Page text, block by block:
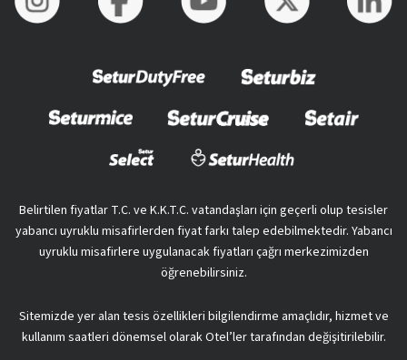
Belirtilen fiyatlar T.C. ve K.K.T.C. vatandaşları için geçerli olup tesisler
yabancı uyruklu misafirlerden fiyat farkı talep edebilmektedir. Yabancı
uyruklu misafirlere uygulanacak fiyatları çağrı merkezimizden
öğrenebilirsiniz.
Sitemizde yer alan tesis özellikleri bilgilendirme amaçlıdır, hizmet ve
kullanım saatleri dönemsel olarak Otel’ler tarafından değişitirilebilir.